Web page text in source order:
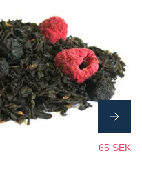
65 SEK